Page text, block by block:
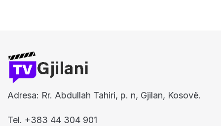
Adresa: Rr. Abdullah Tahiri, p. n, Gjilan, Kosovë.
Tel. +383 44 304 901